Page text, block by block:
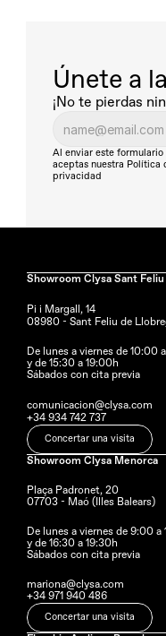
Únete a
¡No te pierdas
Al enviar este formulario
aceptas nuestra Política
privacidad
Showroom Clysa Sant Feliu
Pi i Margall, 14
08980 - Sant Feliu de
De lunes a viernes de 10:00
y de 15:30 a 19:00h
Sábados con cita previa
comunicacion@clysa.com
+34 934 742 737
Concertar una visita
Showroom Clysa Menorca
Plaça Padronet, 20
07703 - Maó (Illes Balears)
De lunes a viernes de 9:00 a
y de 16:30 a 19:30h
Sábados con cita previa
mariona@clysa.com
+34 971 940 486
Concertar una visita